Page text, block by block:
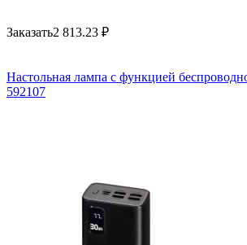
Заказать2 813.23 ₽
Настольная лампа с функцией
592107